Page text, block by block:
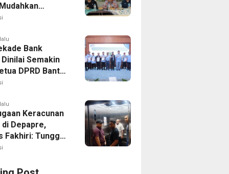
Bank
Semakin
DPRD Banten
Perkuat
Keracunan
Depapre,
Fakhiri: Tunggu
Polda